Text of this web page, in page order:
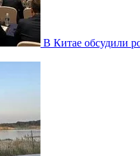
В Китае обсудили